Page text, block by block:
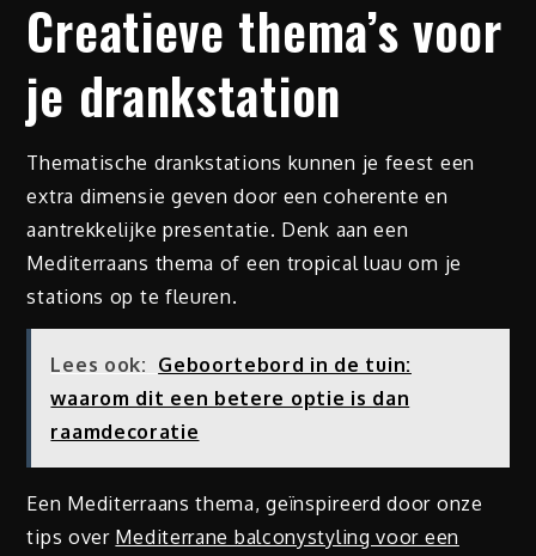
Creatieve thema’s voor
je drankstation
Thematische drankstations kunnen je feest een
extra dimensie geven door een coherente en
aantrekkelijke presentatie. Denk aan een
Mediterraans thema of een tropical luau om je
stations op te fleuren.
Lees ook: Geboortebord in de tuin:
waarom dit een betere optie is dan
raamdecoratie
Een Mediterraans thema, geïnspireerd door onze
tips over Mediterrane balconystyling voor een